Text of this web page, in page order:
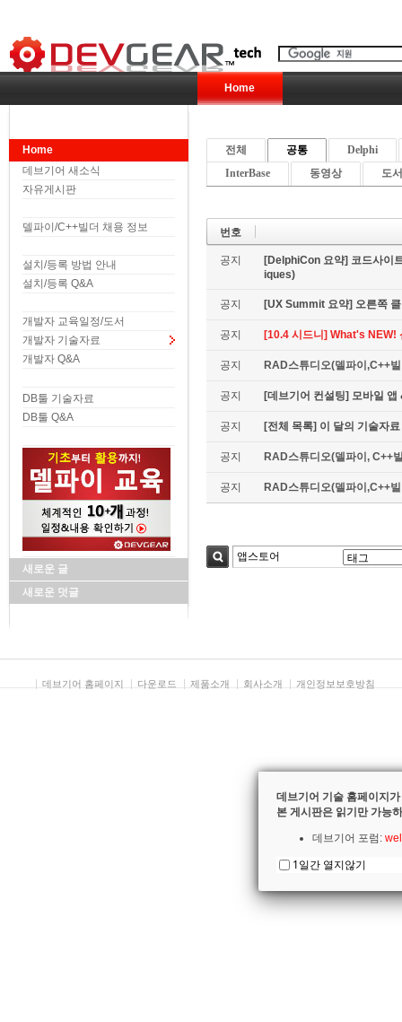
Home
Home
데브기어 새소식
자유게시판
델파이/C++빌더 채용 정보
설치/등록 방법 안내
설치/등록 Q&A
개발자 교육일정/도서
개발자 기술자료
개발자 Q&A
DB툴 기술자료
DB툴 Q&A
새로운 글
새로운 덧글
전체 공통
Delphi
InterBase
동영상 도
번호
공지
[DelphiCon 요약] 코드사이
iques)
공지 [UX Summit 요약] 오른쪽
공지 [10.4 시드니] What's NEW!
공지 RAD스튜디오(델파이,C++
공지 [데브기어 컨설팅] 모바일
공지 [전체 목록] 이 달의 기술자
공지 RAD스튜디오(델파이, C++
공지 RAD스튜디오(델파이,C++
데브기어 홈페이지 다운로드 제품소개 회사소개 개인정보보호방침
데브기어 기술 홈페이지
본 게시판은 읽기만 가능
데브기어 포럼:
1일간 열지않기